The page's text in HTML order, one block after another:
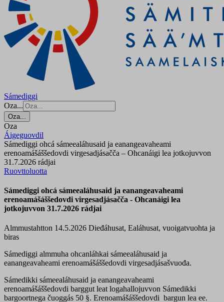
Sámediggi
Oza...
Oza...
Oza
Áigeguovdil
Sámediggi ohcá sámeealáhusaid ja eanangeavaheami
erenoamášáššedovdi virgesadjásačča – Ohcanáigi lea jotkojuvvon
31.7.2026 rádjai
Ruovttoluotta
Sámediggi ohcá sámeealáhusaid ja eanangeavaheami
erenoamášáššedovdi virgesadjásačča - Ohcanáigi lea
jotkojuvvon 31.7.2026 rádjai
Almmustahtton 14.5.2026 Dieđáhusat, Ealáhusat, vuoigatvuohta ja
biras
Sámediggi almmuha ohcanláhkai sámeealáhusaid ja
eanangeavaheami erenoamášáššedovdi virgesadjásašvuođa.
Sámedikki sámeealáhusaid ja eanangeavaheami
erenoamášáššedovdi barggut leat logahallojuvvon Sámedikki
bargoortnega čuoggás 50 §. Erenoamášáššedovdi bargun lea ee.